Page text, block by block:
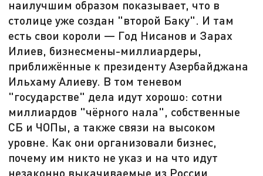
наилучшим образом показывает, что в
столице уже создан "второй Баку". И там
есть свои короли — Год Нисанов и Зарах
Илиев, бизнесмены-миллиардеры,
приближённые к президенту Азербайджана
Ильхаму Алиеву. В том теневом
"государстве" дела идут хорошо: сотни
миллиардов "чёрного нала", собственные
СБ и ЧОПы, а также связи на высоком
уровне. Как они организовали бизнес,
почему им никто не указ и на что идут
незаконно выкачиваемые из России